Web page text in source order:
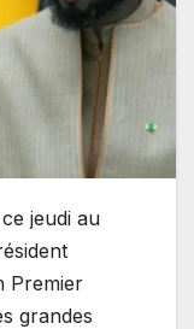
jeudi au
Premier
grandes